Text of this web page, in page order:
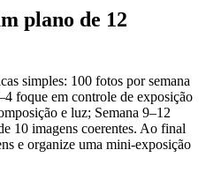
plano de 12
simples: 100 fotos por semana
foque em controle de exposição
e luz; Semana 9–12
10 imagens coerentes. Ao final
e organize uma mini-exposição